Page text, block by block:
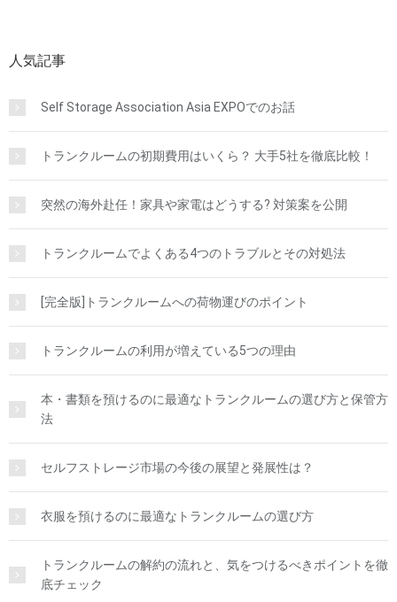
人気記事
Self Storage Association Asia EXPOでのお話
トランクルームの初期費用はいくら？ 大手5社を徹底比較！
突然の海外赴任！家具や家電はどうする? 対策案を公開
トランクルームでよくある4つのトラブルとその対処法
[完全版]トランクルームへの荷物運びのポイント
トランクルームの利用が増えている5つの理由
本・書類を預けるのに最適なトランクルームの選び方と保管方
法
セルフストレージ市場の今後の展望と発展性は？
衣服を預けるのに最適なトランクルームの選び方
トランクルームの解約の流れと、気をつけるべきポイントを徹
底チェック